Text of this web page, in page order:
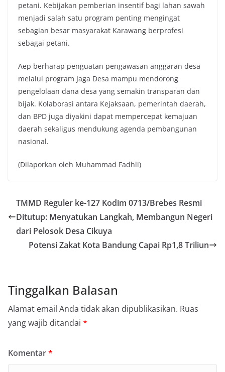
petani. Kebijakan pemberian insentif bagi lahan sawah
menjadi salah satu program penting mengingat
sebagian besar masyarakat Karawang berprofesi
sebagai petani.
Aep berharap penguatan pengawasan anggaran desa
melalui program Jaga Desa mampu mendorong
pengelolaan dana desa yang semakin transparan dan
bijak. Kolaborasi antara Kejaksaan, pemerintah daerah,
dan BPD juga diyakini dapat mempercepat kemajuan
daerah sekaligus mendukung agenda pembangunan
nasional.
(Dilaporkan oleh Muhammad Fadhli)
TMMD Reguler ke-127 Kodim 0713/Brebes Resmi
Ditutup: Menyatukan Langkah, Membangun Negeri
dari Pelosok Desa Cikuya
Potensi Zakat Kota Bandung Capai Rp1,8 Triliun
Tinggalkan Balasan
Alamat email Anda tidak akan dipublikasikan. Ruas
yang wajib ditandai *
Komentar*